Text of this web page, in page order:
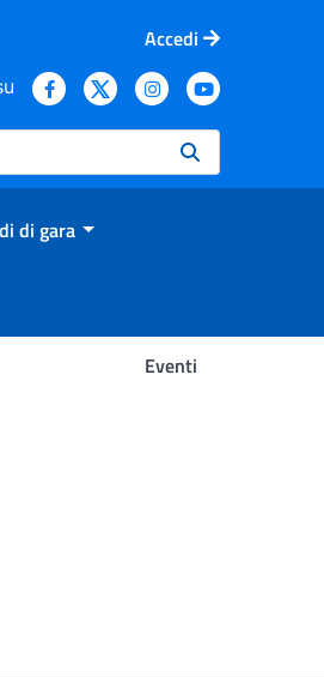
Accedi
di gara
Eventi